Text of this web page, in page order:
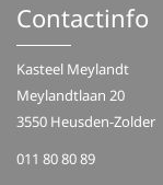
Contactinfo
Kasteel Meylandt
Meylandtlaan 20
3550 Heusden-Zolder
011 80 80 89